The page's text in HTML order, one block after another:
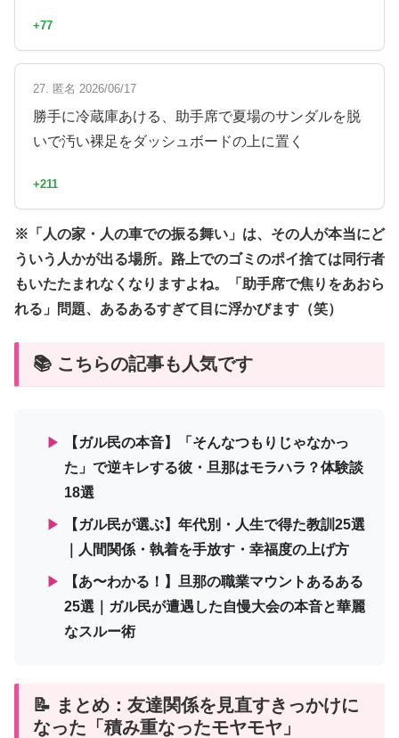
+77
27. 匿名 2026/06/17
勝手に冷蔵庫あける、助手席で夏場のサンダルを脱
いで汚い裸足をダッシュボードの上に置く
+211
※「人の家・人の車での振る舞い」は、その人が本当にど
ういう人かが出る場所。路上でのゴミのポイ捨ては同行者
もいたたまれなくなりますよね。「助手席で焦りをあおら
れる」問題、あるあるすぎて目に浮かびます（笑）
📚 こちらの記事も人気です
▶
【ガル民の本音】「そんなつもりじゃなかっ
た」で逆キレする彼・旦那はモラハラ？体験談
18選
▶
【ガル民が選ぶ】年代別・人生で得た教訓25選
｜人間関係・執着を手放す・幸福度の上げ方
▶
【あ〜わかる！】旦那の職業マウントあるある
25選｜ガル民が遭遇した自慢大会の本音と華麗
なスルー術
📝 まとめ：友達関係を見直すきっかけに
なった「積み重なったモヤモヤ」